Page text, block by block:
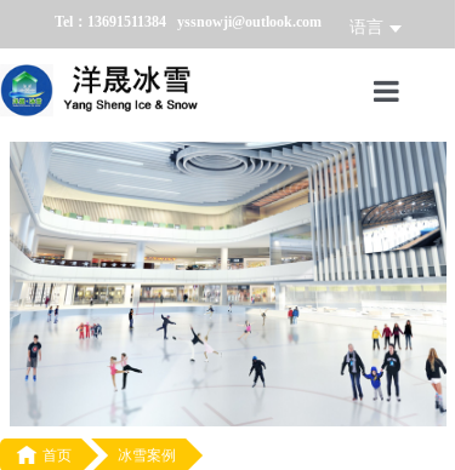
Tel：13691511384 yssnowji@outlook.com 语言
首页
冰雪产品
冰雪业务
冰雪案例
冰雪新闻
 首页
冰雪案例